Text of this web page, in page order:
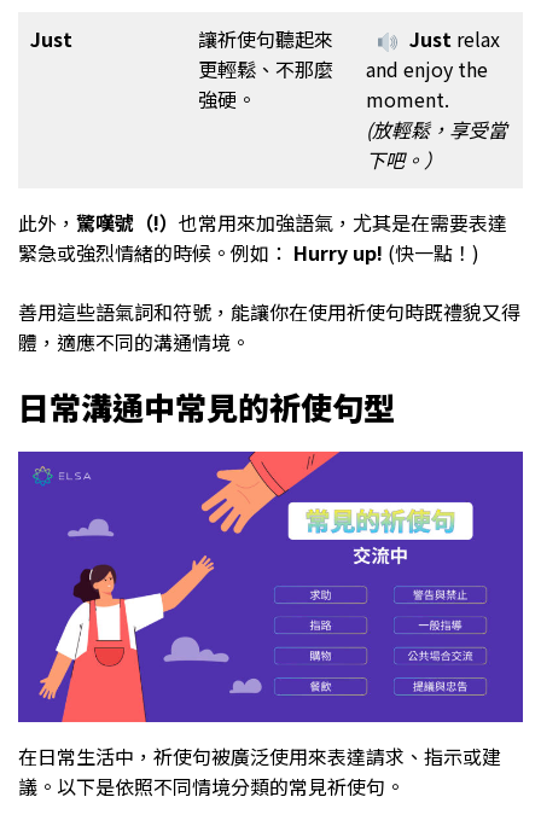
Just
讓祈使句聽起來
更輕鬆、不那麼
強硬。
Just relax
and enjoy the
moment.
(放輕鬆，享受當
下吧。）
此外， 驚嘆號（!） 也常用來加強語氣，尤其是在需要表達
緊急或強烈情緒的時候。例如： Hurry up! (快一點！)
善用這些語氣詞和符號，能讓你在使用祈使句時既禮貌又得
體，適應不同的溝通情境。
日常溝通中常見的祈使句型
在日常生活中，祈使句被廣泛使用來表達請求、指示或建
議。以下是依照不同情境分類的常見祈使句。